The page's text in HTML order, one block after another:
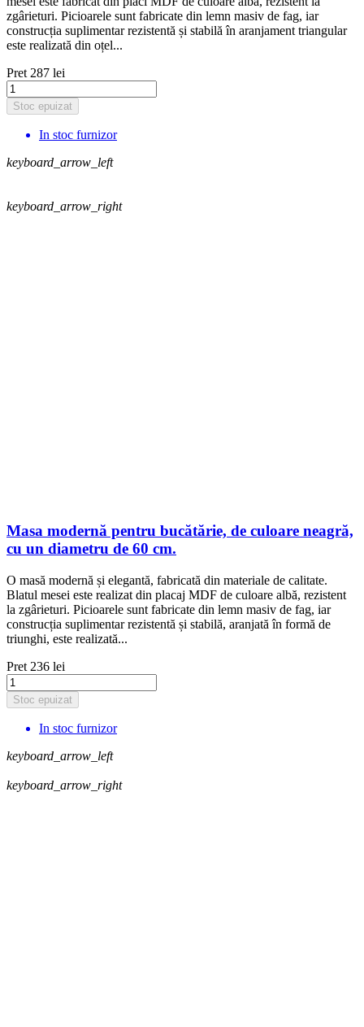
zgârieturi. Picioarele sunt fabricate din lemn masiv de fag, iar
construcția suplimentar rezistentă și stabilă în aranjament triangular
este realizată din oțel...
Pret 287 lei
Stoc epuizat
In stoc furnizor
keyboard_arrow_left
keyboard_arrow_right
Masa modernă pentru bucătărie, de culoare neagră,
cu un diametru de 60 cm.
O masă modernă și elegantă, fabricată din materiale de calitate.
Blatul mesei este realizat din placaj MDF de culoare albă, rezistent
la zgârieturi. Picioarele sunt fabricate din lemn masiv de fag, iar
construcția suplimentar rezistentă și stabilă, aranjată în formă de
triunghi, este realizată...
Pret 236 lei
Stoc epuizat
In stoc furnizor
keyboard_arrow_left
keyboard_arrow_right